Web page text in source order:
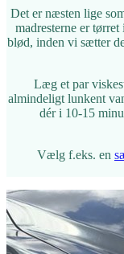
Det er næsten lige
madresterne er
blød, inden vi sætter
Læg et par
almindeligt lunkent
dér i 10-15
Vælg f.eks. en